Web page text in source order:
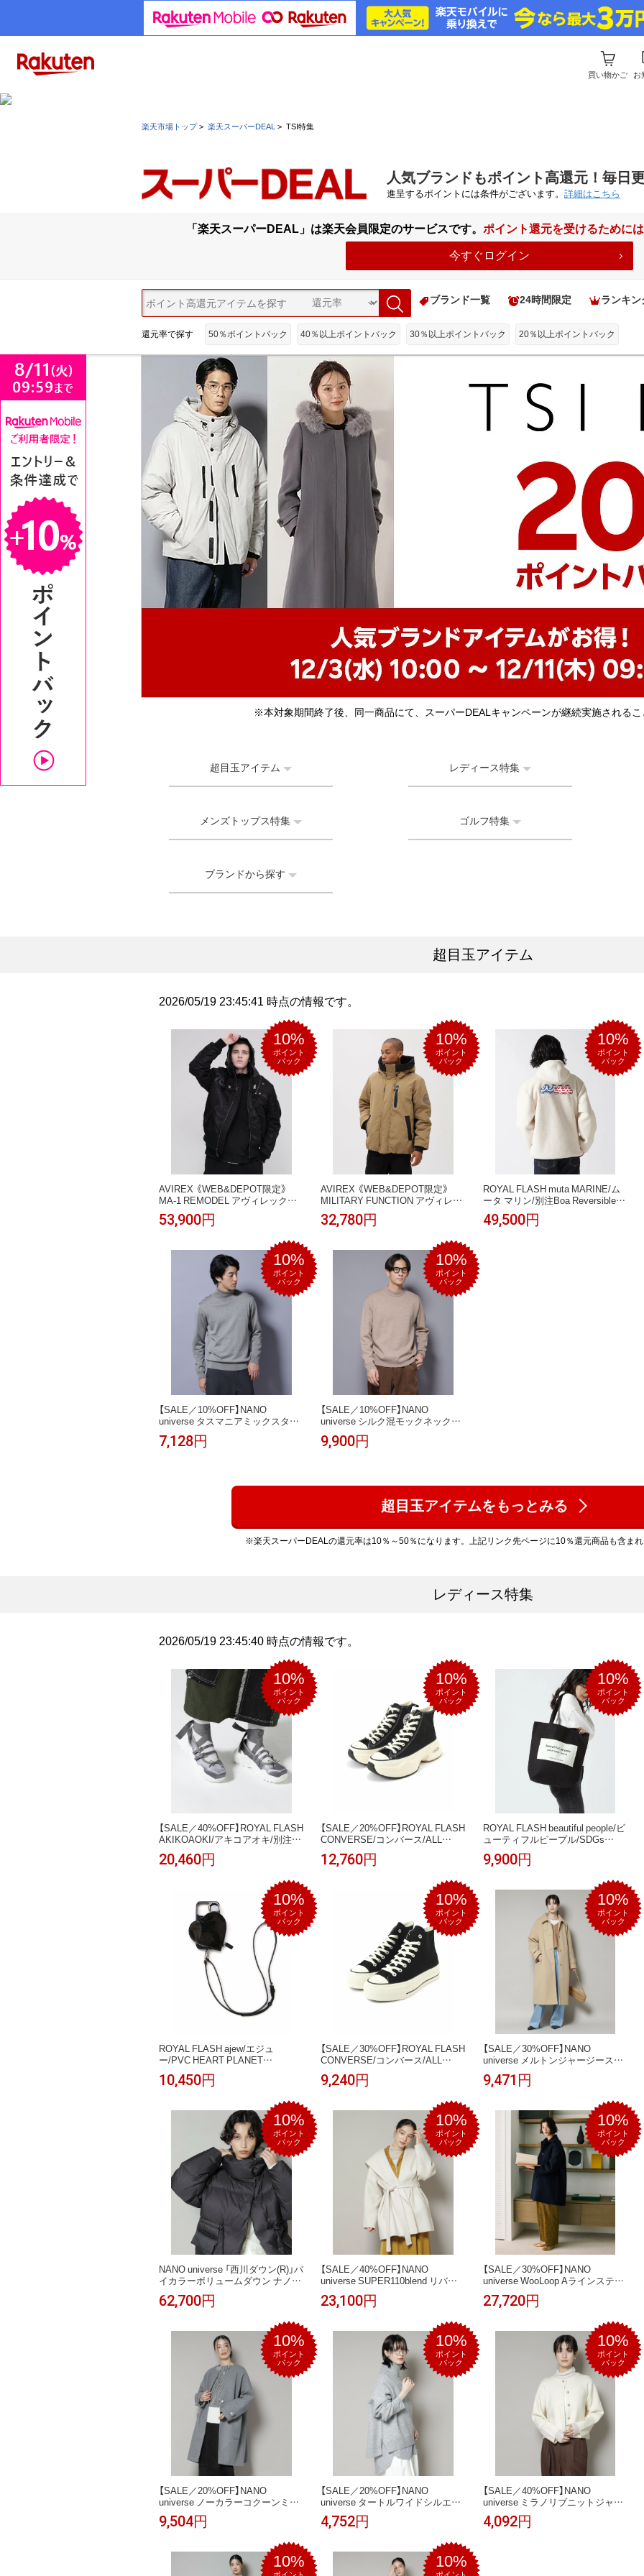
買い物かご お
楽天市場トップ> 楽天スーパーDEAL > TSI特集
人気ブランドもポイント高還元！毎日
進呈するポイントには条件がございます。 詳細はこちら
「楽天スーパーDEAL」は楽天会員限定のサービスです。 ポイント還元を受けるために
今すぐログイン
ブランド一覧 24時間限定 ランキン
還元率で探す 50％ポイントバック 40％以上ポイントバック 30％以上ポイントバック 20％以上ポイントバック
※本対象期間終了後、同一商品にて、スーパーDEALキャンペーンが継続実施されるこ
超目玉アイテム レディース特集
メンズトップス特集 ゴルフ特集
ブランドから探す
超目玉アイテム
10%
ポイント
バック
AVIREX 《WEB&DEPOT限定》
MA-1 REMODEL アヴィレックス
ジャケット・アウター ブルゾン・
ジャンパー カーキグリーン グレー
53,900円
10%
ポイント
バック
AVIREX 《WEB&DEPOT限定》
MILITARY FUNCTION アヴィレッ
クス ジャケット・アウター ダウン
ジャケット・ダウンベスト グレー
32,780円
10%
ポイント
バック
ROYAL FLASH muta MARINE/ム
ータ マリン/別注Boa Reversible
Blouson ロイヤルフラッシュ ジャ
ケット・アウター ブルゾン・ジャ
49,500円
10%
ポイント
バック
【SALE／10%OFF】NANO
universe タスマニアミックスター
トルニット ナノユニバース トップ
ス ニット ブラック グレー ネイビ
7,128円
10%
ポイント
バック
【SALE／10%OFF】NANO
universe シルク混モックネックニ
ット ナノユニバース トップス ニ
ット ブラック グレー ベージュ グ
9,900円
2026/05/19 23:45:41 時点の情報です。
超目玉アイテムをもっとみる
※楽天スーパーDEALの還元率は10％～50％になります。上記リンク先ページに10％還元商品も含まれ
レディース特集
10%
ポイント
バック
【SALE／40%OFF】ROYAL FLASH
AKIKOAOKI/アキコアオキ/別注
Giselle - satin ロイヤルフラッシュ
シューズ・靴 その他のシューズ・
20,460円
10%
ポイント
バック
【SALE／20%OFF】ROYAL FLASH
CONVERSE/コンバース/ALL
STAR SURGETRAINER HI ロイヤ
ルフラッシュ シューズ・靴 スニー
12,760円
10%
ポイント
バック
ROYAL FLASH beautiful people/ビ
ューティフルピープル/SDGs
name tag tote bag ロイヤルフラッ
シュ バッグ その他のバッグ ブラ
9,900円
10%
ポイント
バック
ROYAL FLASH ajew/エジュ
ー/PVC HEART PLANET
POCKET CASE/i Phone16_16Pro
ロイヤルフラッシュ ファッション
ラック シルバー ピンク【送料無
10,450円
10%
ポイント
バック
【SALE／30%OFF】ROYAL FLASH
CONVERSE/コンバース/ALL
STAR LIFTED OVERTAPE HI ロイ
ヤルフラッシュ シューズ・靴 スニ
9,240円
10%
ポイント
バック
【SALE／30%OFF】NANO
universe メルトンジャージーステ
ンカラーコート ナノユニバース ジ
ャケット・アウター その他のジャ
9,471円
10%
ポイント
バック
NANO universe 「西川ダウン(R)」バ
イカラーボリュームダウン ナノユ
ニバース ジャケット・アウター ダ
ウンジャケット・ダウンベスト ブ
62,700円
10%
ポイント
バック
【SALE／40%OFF】NANO
universe SUPER110blend リバー
ショールミディコート ナノユニバ
ース ジャケット・アウター その他
ブルー ブラック【送料無料】
23,100円
10%
ポイント
バック
【SALE／30%OFF】NANO
universe WooLoop Aラインステン
カラーミドルコート ナノユニバー
ス ジャケット・アウター その他の
ラウン ベージュ【送料無料】
27,720円
10%
ポイント
バック
【SALE／20%OFF】NANO
universe ノーカラーコクーンミド
ルコート ナノユニバース ジャケッ
ト・アウター その他のジャケッ
9,504円
10%
ポイント
バック
【SALE／20%OFF】NANO
universe タートルワイドシルエッ
ト圧縮ニット ナノユニバース トッ
プス ニット グレー ベージュ【送料
4,752円
10%
ポイント
バック
【SALE／40%OFF】NANO
universe ミラノリブニットジャケ
ット ナノユニバース トップス ニ
ット ブラック ホワイト ネイビー
4,092円
10% 10%
2026/05/19 23:45:40 時点の情報です。